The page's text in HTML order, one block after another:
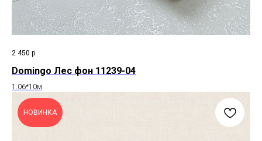
2 450 р.
Domingo Лес фон 11239-04
1.06*10м
НОВИНКА